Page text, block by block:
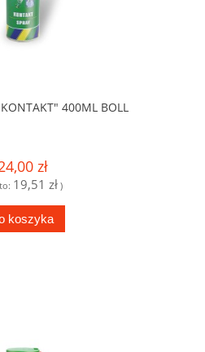
400ML BOLL
zł
19,51 zł )
koszyka